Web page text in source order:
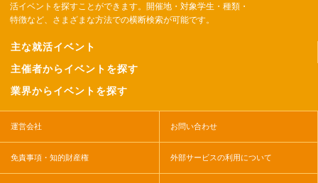
活イベントを探すことができます。開催地・対象学生・種類・
特徴など、さまざまな方法での横断検索が可能です。
主な就活イベント
主催者からイベントを探す
業界からイベントを探す
運営会社 お問い合わせ
免責事項・知的財産権 外部サービスの利用について